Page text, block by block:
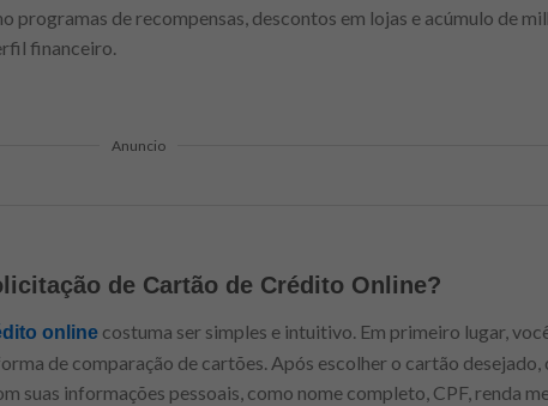
programas de recompensas, descontos em lojas e acúmulo de
financeiro.
Anuncio
de Cartão de Crédito Online?
online costuma ser simples e intuitivo. Em primeiro lugar,
de comparação de cartões. Após escolher o cartão desejado,
suas informações pessoais, como nome completo, CPF, renda